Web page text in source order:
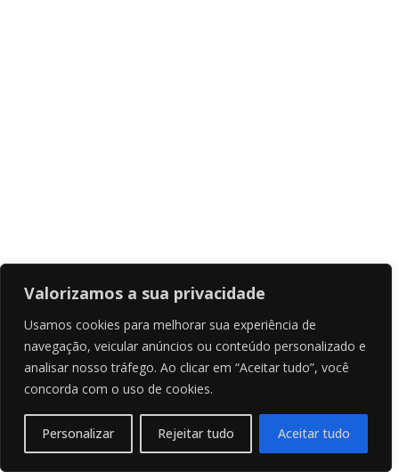
Valorizamos a sua privacidade
Usamos cookies para melhorar sua experiência de
navegação, veicular anúncios ou conteúdo personalizado e
analisar nosso tráfego. Ao clicar em “Aceitar tudo”, você
concorda com o uso de cookies.
Personalizar Rejeitar tudo Aceitar tudo